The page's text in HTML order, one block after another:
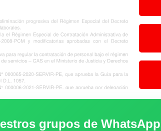
grupos de WhatsApp